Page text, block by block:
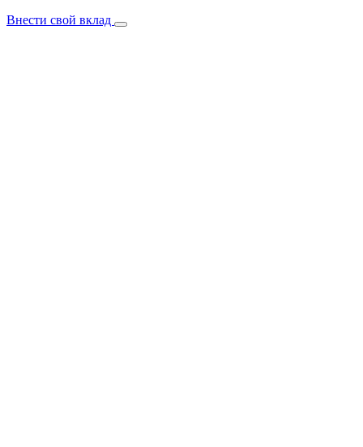
Внести свой вклад